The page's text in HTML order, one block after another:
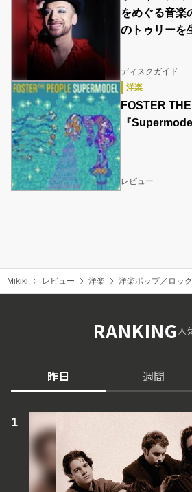
をめぐる音楽
のトゥリーを
ディスクガイド
洋楽
FOSTER
『
レビュー
Mikiki レビュー 洋楽 洋楽ポップ／ロック
RANKING人
昨日 週間